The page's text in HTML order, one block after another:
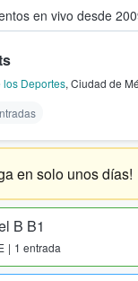
en vivo desde
de
los Deportes, Ciudad de
en solo unos días!
B B1
1 entrada